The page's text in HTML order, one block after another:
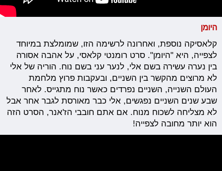
היומן
קלאסיקה נוספת, ואחרונה לרשימה הזו, שמומלצת במיוחד
לצפייה, היא "היומן". סרט רומנטי קלאסי, על אהבה אסורה
בין נערה עשירה בשם אלי, לנער עני בשם נוח. הוריה של אלי
לא מרוצים מהקשר בין השניים, ובעקבות פרוץ מלחמת
העולם השנייה, השניים נפרדים כאשר נוח מתגייס. לאחר
שבע שנים השניים נפגשים, אלי כבר מאורסת לגבר אחר אבל
לא מצליחה לשכוח מנוח. אם אתם חובבי הז'אנר, הסרט הזה
הוא יותר מחובה לצפייה!